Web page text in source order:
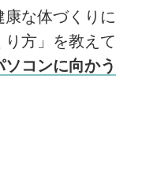
康な体づくりに
方」を教えて
ソコンに向かう